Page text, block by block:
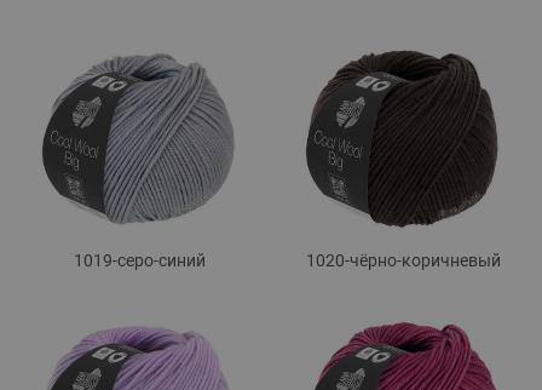
1019-серо-синий 1020-чёрно-коричневый